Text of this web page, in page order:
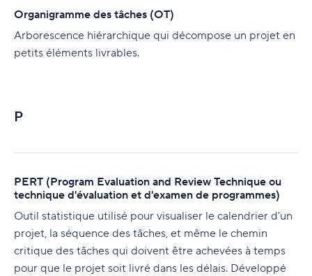
Organigramme des tâches (OT)
Arborescence hiérarchique qui décompose un projet en
petits éléments livrables.
P
PERT (Program Evaluation and Review Technique ou
technique d'évaluation et d'examen de programmes)
Outil statistique utilisé pour visualiser le calendrier d'un
projet, la séquence des tâches, et même le chemin
critique des tâches qui doivent être achevées à temps
pour que le projet soit livré dans les délais. Développé